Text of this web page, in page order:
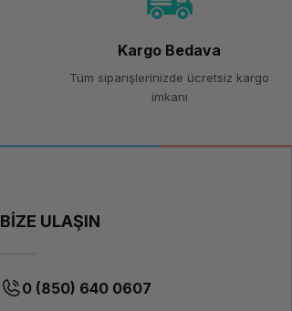
Kargo Bedava
Tüm siparişlerinizde ücretsiz kargo
imkanı
BİZE ULAŞIN
0 (850) 640 0607